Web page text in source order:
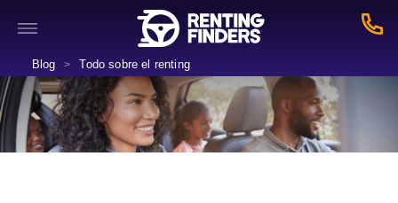
Blog > Todo sobre el renting